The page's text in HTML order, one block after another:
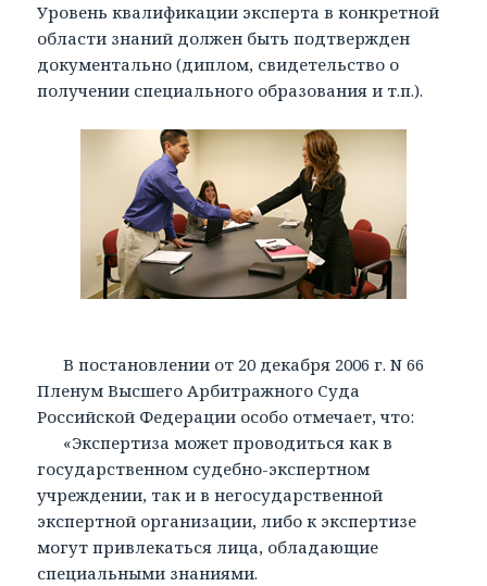
Уровень квалификации эксперта в конкретной
области знаний должен быть подтвержден
документально (диплом, свидетельство о
получении специального образования и т.п.).
В постановлении от 20 декабря 2006 г. N 66
Пленум Высшего Арбитражного Суда
Российской Федерации особо отмечает, что:
«Экспертиза может проводиться как в
государственном судебно-экспертном
учреждении, так и в негосударственной
экспертной организации, либо к экспертизе
могут привлекаться лица, обладающие
специальными знаниями.